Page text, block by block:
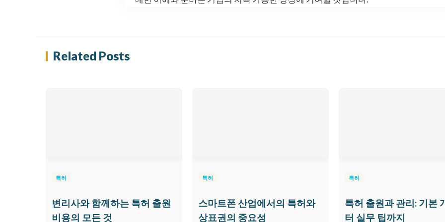
Related Posts
특허
변리사와 함께하는 특허 출원
비용의 모든 것
특허
스마트폰 산업에서의 특허와
상표권의 중요성
특허
특허 출원과 관리: 기본
터 실무 팁까지